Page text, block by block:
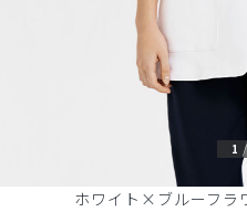
ホワイト×ブルーフ
1 /